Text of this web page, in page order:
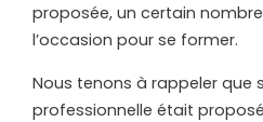
proposée, un certain
l’occasion pour se former.
Nous tenons à rappeler que
professionnelle était